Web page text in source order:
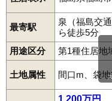
80 松川町関谷
81 荒井北
82 佐倉下
83 松川町沼袋
上野寺
最寄駅
泉（福島交
ら徒歩5分
用途区分
第1種住居地
土地属性 間口m、袋地
1,200万円
旭町荒井荒井北荒町飯
飯坂町平野飯坂町湯野
太田町
大森 岡島 岡部沖
春日町霞町鎌田上鳥渡